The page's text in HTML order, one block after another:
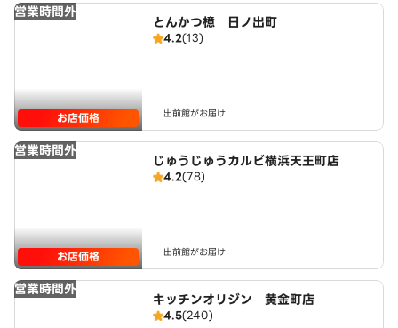
営業時間外
お店価格
とんかつ檍 日ノ出町
4.2(13)
出前館がお届け
営業時間外
お店価格
じゅうじゅうカルビ横浜天王町店
4.2(78)
出前館がお届け
営業時間外
キッチンオリジン 黄金町店
4.5(240)